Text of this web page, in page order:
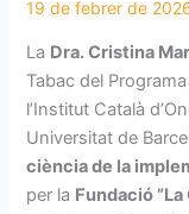
La Dra. Cristina
Tabac del
l’Institut Català
Universitat de
ciència de la
per la Fundació ”La